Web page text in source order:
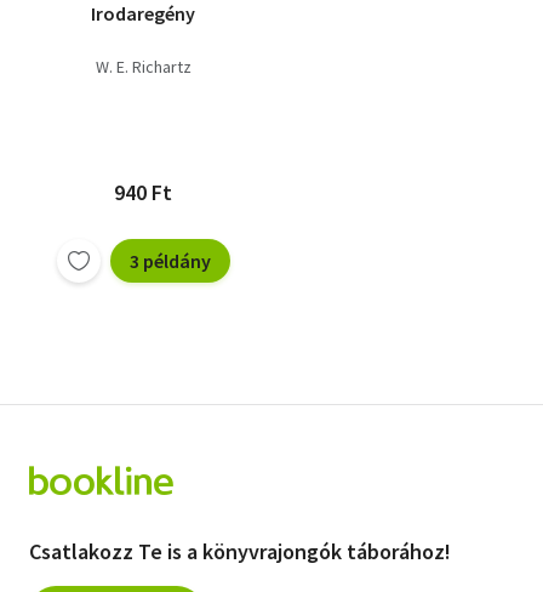
Irodaregény
W. E. Richartz
940 Ft
3 példány
Csatlakozz Te is a könyvrajongók táborához!